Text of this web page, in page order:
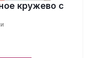
кружево с